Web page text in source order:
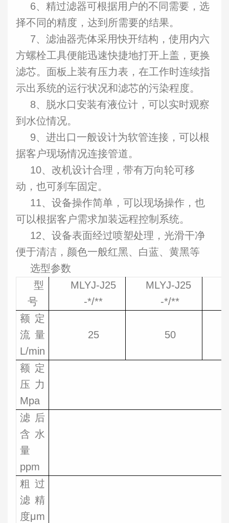
6、精过滤器可根据用户的不同需要，选
择不同的精度，达到所需要的结果。
7、滤油器壳体采用快开结构，使用内六
方螺栓工具便能迅速快捷地打开上盖，更换
滤芯。面板上装有压力表，在工作时连续指
示出系统的运行状况和滤芯的污染程度。
8、脱水口安装有液位计，可以实时观察
到水位情况。
9、进出口一般设计为软管连接，可以根
据客户现场情况连接管道。
10、改机设计合理，带有万向轮可移
动，也可刹车固定。
11、设备操作简单，可以现场操作，也
可以根据客户需求加装远程控制系统。
12、设备表面经过喷塑处理，光滑干净
便于清洁，颜色一般红黑、白蓝、黄黑等
选型参数
型
号
MLYJ-J25
-*/**
MLYJ-J25
-*/**
额定
流量
L/min
25 50
额定
压力
Mpa
滤后
含水
量
ppm
粗过
滤精
度μm